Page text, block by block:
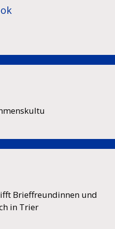
Brieffreundinnen und
in Trier